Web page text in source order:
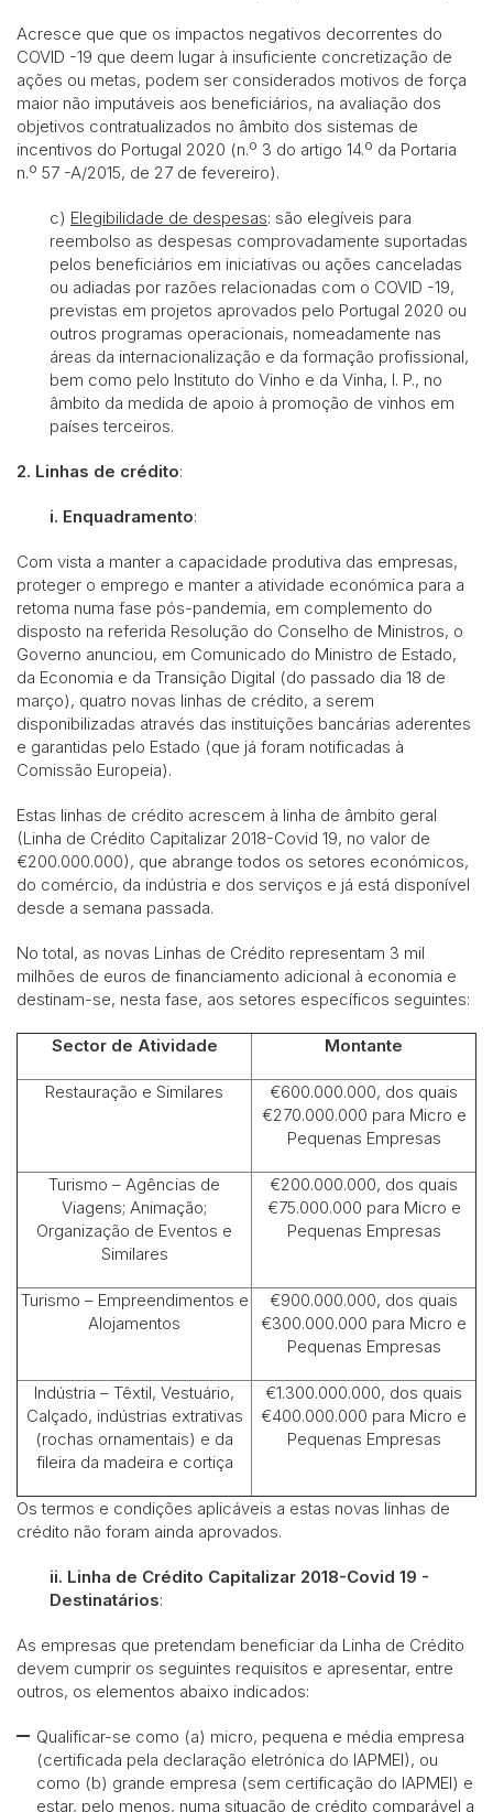
Acresce que que os impactos negativos decorrentes do
COVID -19 que deem lugar à insuficiente concretização de
ações ou metas, podem ser considerados motivos de força
maior não imputáveis aos beneficiários, na avaliação dos
objetivos contratualizados no âmbito dos sistemas de
incentivos do Portugal 2020 (n.º 3 do artigo 14.º da Portaria
n.º 57 -A/2015, de 27 de fevereiro).
c) Elegibilidade de despesas: são elegíveis para
reembolso as despesas comprovadamente suportadas
pelos beneficiários em iniciativas ou ações canceladas
ou adiadas por razões relacionadas com o COVID -19,
previstas em projetos aprovados pelo Portugal 2020 ou
outros programas operacionais, nomeadamente nas
áreas da internacionalização e da formação profissional,
bem como pelo Instituto do Vinho e da Vinha, I. P., no
âmbito da medida de apoio à promoção de vinhos em
países terceiros.
2. Linhas de crédito:
i. Enquadramento:
Com vista a manter a capacidade produtiva das empresas,
proteger o emprego e manter a atividade económica para a
retoma numa fase pós-pandemia, em complemento do
disposto na referida Resolução do Conselho de Ministros, o
Governo anunciou, em Comunicado do Ministro de Estado,
da Economia e da Transição Digital (do passado dia 18 de
março), quatro novas linhas de crédito, a serem
disponibilizadas através das instituições bancárias aderentes
e garantidas pelo Estado (que já foram notificadas à
Comissão Europeia).
Estas linhas de crédito acrescem à linha de âmbito geral
(Linha de Crédito Capitalizar 2018-Covid 19, no valor de
€200.000.000), que abrange todos os setores económicos,
do comércio, da indústria e dos serviços e já está disponível
desde a semana passada.
No total, as novas Linhas de Crédito representam 3 mil
milhões de euros de financiamento adicional à economia e
destinam-se, nesta fase, aos setores específicos seguintes:
Sector de Atividade Montante
Restauração e Similares
€600.000.000, dos quais
€270.000.000 para Micro e
Pequenas Empresas
Turismo – Agências de
Viagens; Animação;
Organização de Eventos e
Similares
€200.000.000, dos quais
€75.000.000 para Micro e
Pequenas Empresas
Turismo – Empreendimentos e
Alojamentos
€900.000.000, dos quais
€300.000.000 para Micro e
Pequenas Empresas
Indústria – Têxtil, Vestuário,
Calçado, indústrias extrativas
(rochas ornamentais) e da
fileira da madeira e cortiça
€1.300.000.000, dos quais
€400.000.000 para Micro e
Pequenas Empresas
Os termos e condições aplicáveis a estas novas linhas de
crédito não foram ainda aprovados.
ii. Linha de Crédito Capitalizar 2018-Covid 19 -
Destinatários:
As empresas que pretendam beneficiar da Linha de Crédito
devem cumprir os seguintes requisitos e apresentar, entre
outros, os elementos abaixo indicados:
Qualificar-se como (a) micro, pequena e média empresa
(certificada pela declaração eletrónica do IAPMEI), ou
como (b) grande empresa (sem certificação do IAPMEI) e
estar, pelo menos, numa situação de crédito comparável a